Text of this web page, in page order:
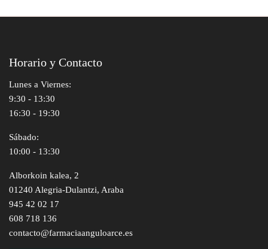
Horario y Contacto
Lunes a Viernes:
9:30 - 13:30
16:30 - 19:30
Sábado:
10:00 - 13:30
Alborkoin kalea, 2
01240 Alegria-Dulantzi, Araba
945 42 02 17
608 718 136
contacto@farmaciaanguloarce.es